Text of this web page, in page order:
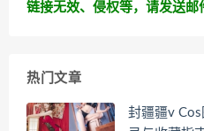
链接无效、侵权等，请发送邮
热门文章
封疆疆v